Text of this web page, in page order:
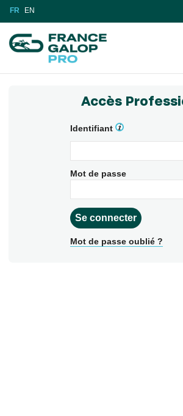
FR EN
Accès
Identifiant
Mot de passe
Mot de passe oublié ?